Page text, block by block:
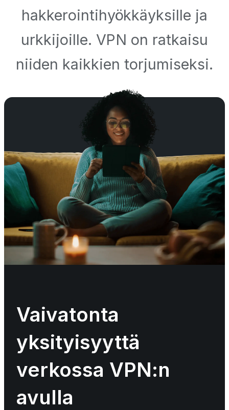
hakkerointihyökkäyksille ja
urkkijoille. VPN on ratkaisu
niiden kaikkien torjumiseksi.
Vaivatonta
yksityisyyttä
verkossa VPN:n
avulla